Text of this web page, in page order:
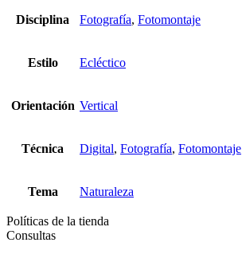
Disciplina Fotografía, Fotomontaje
Estilo Ecléctico
Orientación Vertical
Técnica Digital, Fotografía, Fotomontaje
Tema Naturaleza
Políticas de la tienda
Consultas